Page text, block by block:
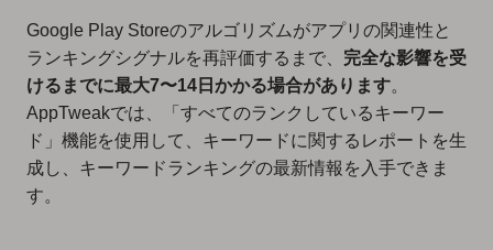
Google Play Storeのアルゴリズムがアプリの関連性と
ランキングシグナルを再評価するまで、 完全な影響を受
けるまでに最大7〜14日かかる場合があります。
AppTweakでは、「すべてのランクしているキーワー
ド」機能を使用して、キーワードに関するレポートを生
成し、キーワードランキングの最新情報を入手できま
す。